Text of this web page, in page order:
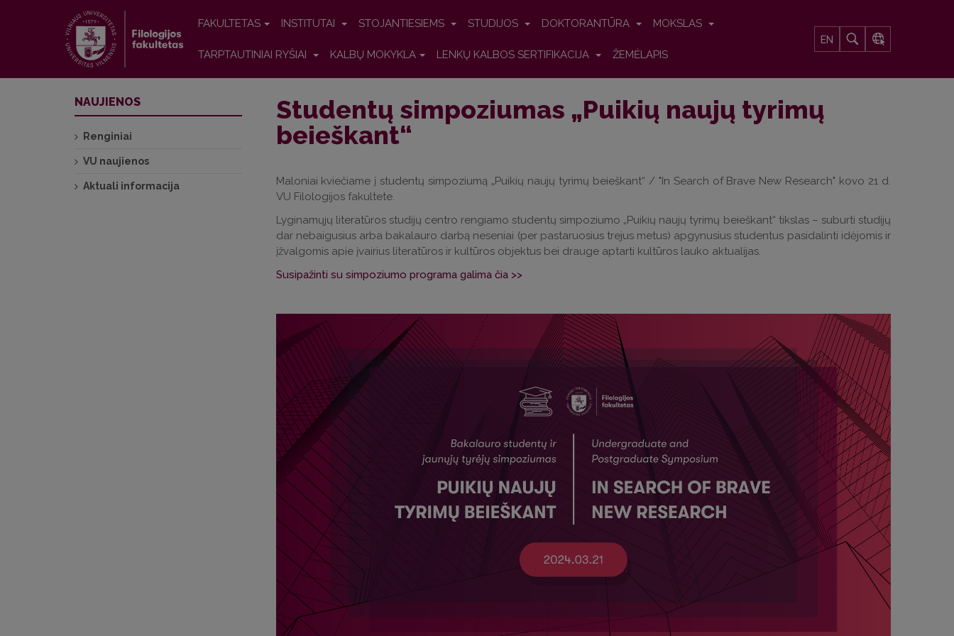
FAKULTETAS INSTITUTAI STOJANTIESIEMS STUDIJOS DOKTORANTŪRA MOKSLAS
TARPTAUTINIAI RYŠIAI KALBŲ MOKYKLA LENKŲ KALBOS SERTIFIKACIJA ŽEMĖLAPIS
EN
Studentų simpoziumas „Puikių naujų tyrimų
beieškant“
Maloniai kviečiame į studentų simpoziumą „Puikių naujų tyrimų beieškant“ / "In Search of Brave New Research" kovo 21 d.
VU Filologijos fakultete.
Lyginamųjų literatūros studijų centro rengiamo studentų simpoziumo „Puikių naujų tyrimų beieškant“ tikslas – suburti studijų
dar nebaigusius arba bakalauro darbą neseniai (per pastaruosius trejus metus) apgynusius studentus pasidalinti idėjomis ir
įžvalgomis apie įvairius literatūros ir kultūros objektus bei drauge aptarti kultūros lauko aktualijas.
Susipažinti su simpoziumo programa galima čia >>
NAUJIENOS
Renginiai
VU naujienos
Aktuali informacija